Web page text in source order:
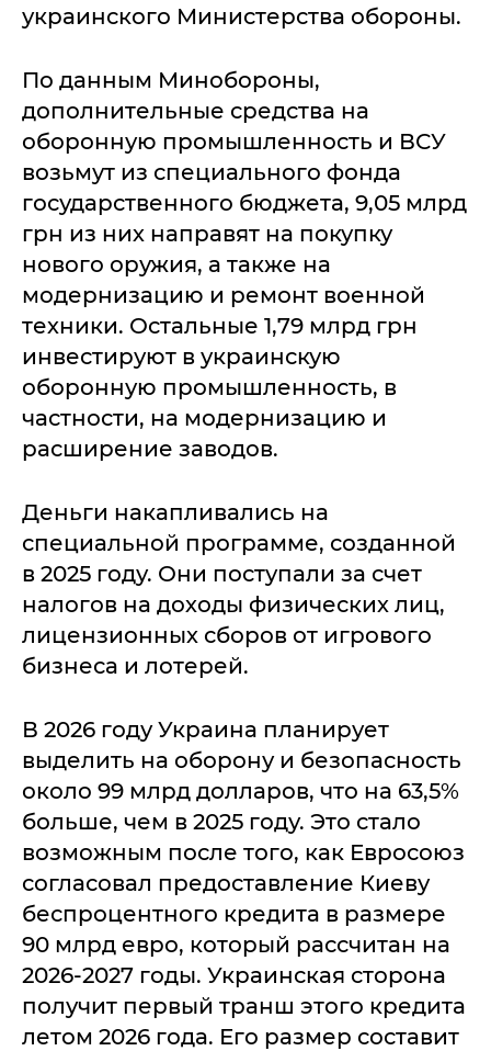
украинского Министерства обороны.
По данным Минобороны,
дополнительные средства на
оборонную промышленность и ВСУ
возьмут из специального фонда
государственного бюджета, 9,05 млрд
грн из них направят на покупку
нового оружия, а также на
модернизацию и ремонт военной
техники. Остальные 1,79 млрд грн
инвестируют в украинскую
оборонную промышленность, в
частности, на модернизацию и
расширение заводов.
Деньги накапливались на
специальной программе, созданной
в 2025 году. Они поступали за счет
налогов на доходы физических лиц,
лицензионных сборов от игрового
бизнеса и лотерей.
В 2026 году Украина планирует
выделить на оборону и безопасность
около 99 млрд долларов, что на 63,5%
больше, чем в 2025 году. Это стало
возможным после того, как Евросоюз
согласовал предоставление Киеву
беспроцентного кредита в размере
90 млрд евро, который рассчитан на
2026-2027 годы. Украинская сторона
получит первый транш этого кредита
летом 2026 года. Его размер составит